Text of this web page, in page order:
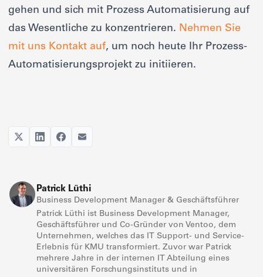
gehen und sich mit Prozess Automatisierung auf
das Wesentliche zu konzentrieren. Nehmen Sie
mit uns Kontakt auf, um noch heute Ihr Prozess-
Automatisierungsprojekt zu initiieren.
Patrick Lüthi
Business Development Manager & Geschäftsführer
Patrick Lüthi ist Business Development Manager,
Geschäftsführer und Co-Gründer von Ventoo, dem
Unternehmen, welches das IT Support- und Service-
Erlebnis für KMU transformiert. Zuvor war Patrick
mehrere Jahre in der internen IT Abteilung eines
universitären Forschungsinstituts und in